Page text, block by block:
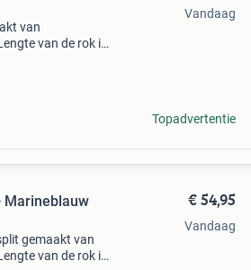
van
van de rok is
Vandaag
Topadvertentie
Marineblauw
gemaakt van
van de rok is
€ 54,95
Vandaag